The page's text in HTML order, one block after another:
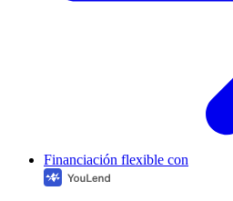
Financiación flexible con